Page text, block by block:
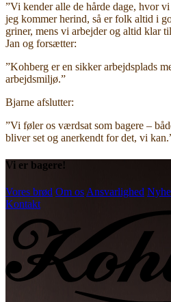
”Vi kender alle de hårde dage, hvor
jeg kommer herind, så er folk altid i
griner, mens vi arbejder og altid klar
Jan og forsætter:
”Kohberg er en sikker arbejdsplads
arbejdsmiljø.”
Bjarne afslutter:
”Vi føler os værdsat som bagere –
bliver set og anerkendt for det, vi
Vi er bagere!
Vores brød Om os Ansvarlighed
Kontakt